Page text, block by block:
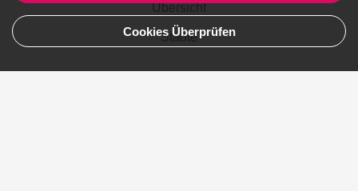
Übersicht
Städte
Cookies Überprüfen